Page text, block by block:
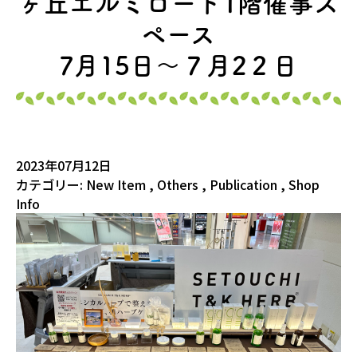
ペース
7月15日～７月2２日
2023年07月12日
カテゴリー: New Item , Others , Publication ,Shop
Info